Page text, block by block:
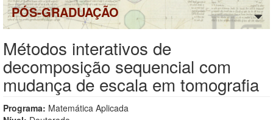
PÓS-GRADUAÇÃO
Métodos interativos de
decomposição sequencial com
mudança de escala em tomografia
Programa: Matemática Aplicada